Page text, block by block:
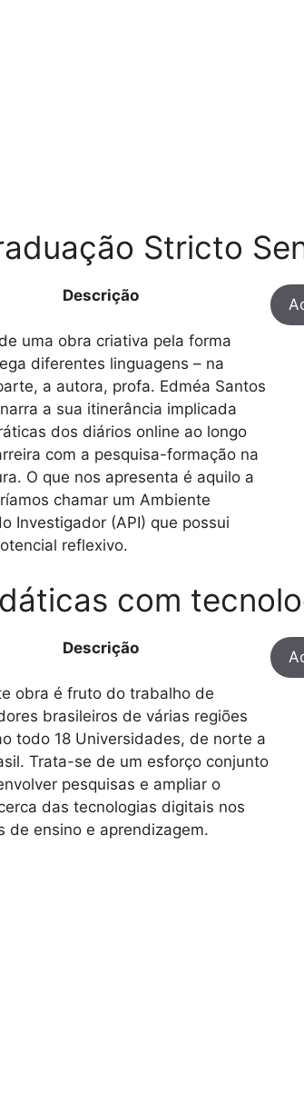
Stricto
Descrição
uma obra criativa pela forma
diferentes linguagens – na
a autora, profa. Edméa Santos
a sua itinerância implicada
dos diários online ao longo
com a pesquisa-formação na
O que nos apresenta é aquilo a
chamar um Ambiente
Investigador (API) que possui
reflexivo.
com
Descrição
obra é fruto do trabalho de
brasileiros de várias regiões
todo 18 Universidades, de norte a
Trata-se de um esforço conjunto
pesquisas e ampliar o
das tecnologias digitais nos
de ensino e aprendizagem.